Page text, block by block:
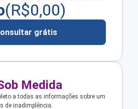
(R$0,00)
grátis
Medida
a todas as informações sobre um
de inadimplência.